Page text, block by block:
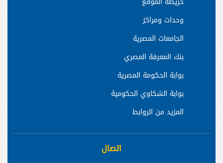
خريطة الموقع
وحدات ومراكز
الجامعات المصرية
بنك المعرفة المصري
بوابة الحكومة المصرية
بوابة الشكاوي الحكومية
المزيد من الروابط
اتصال